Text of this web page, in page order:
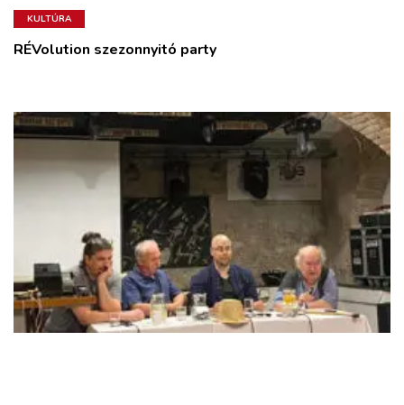
KULTÚRA
RÉVolution szezonnyitó party